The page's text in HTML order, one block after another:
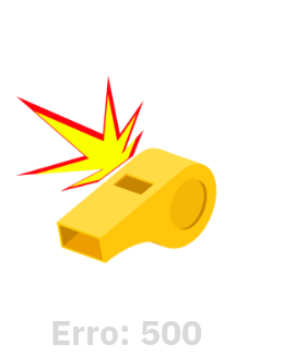
Erro: 500